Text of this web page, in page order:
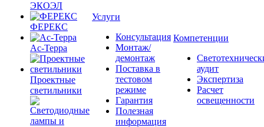
ЭКОЭЛ
ФЕРЕКС
Ас-Терра
Проектные
светильники
Услуги
Консультация
Монтаж/
демонтаж
Поставка в
тестовом
режиме
Гарантия
Полезная
информация
Компетенции
аудит
Экспертиза
Расчет
освещенности